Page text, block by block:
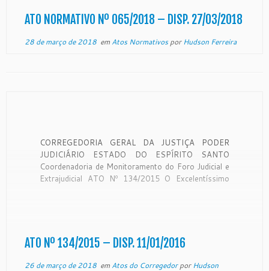
GAMA, […]
ATO NORMATIVO Nº 065/2018 – DISP. 27/03/2018
28 de março de 2018em Atos NormativosporHudson Ferreira
CORREGEDORIA GERAL DA JUSTIÇA PODER
JUDICIÁRIO ESTADO DO ESPÍRITO SANTO
Coordenadoria de Monitoramento do Foro Judicial e
Extrajudicial ATO Nº 134/2015 O Excelentíssimo
Registro […]
ATO Nº 134/2015 – DISP. 11/01/2016
26 de março de 2018em Atos do CorregedorporHudson